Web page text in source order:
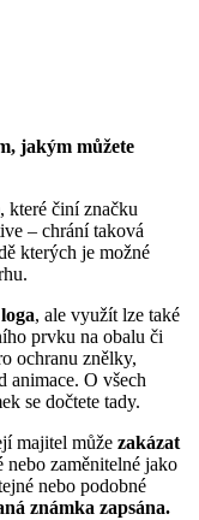
jakým můžete
které činí značku
– chrání taková
kterých je možné
, ale využít lze také
prvku na obalu či
ochranu znělky,
animace. O všech
se dočtete tady.
majitel může zakázat
nebo zaměnitelné jako
nebo podobné
známka zapsána.